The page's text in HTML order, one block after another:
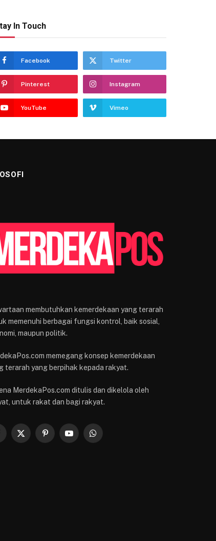
In Touch
Facebook Twitter
Pinterest Instagram
YouTube Vimeo
membutuhkan kemerdekaan yang terarah
memenuhi berbagai fungsi kontrol, baik sosial,
maupun politik.
memegang konsep kemerdekaan
terarah yang berpihak kepada rakyat.
MerdekaPos.com ditulis dan dikelola oleh
untuk rakat dan bagi rakyat.
X
PinterestYouTubeWhatsApp